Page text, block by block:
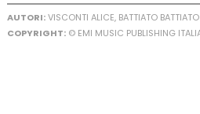
AUTORI:VISCONTI ALICE, BATTIATO
COPYRIGHT:© EMI MUSIC PUBLISHING